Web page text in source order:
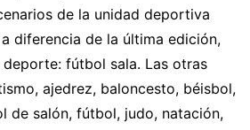
de la unidad deportiva
diferencia de la última edición,
fútbol sala. Las otras
ajedrez, baloncesto, béisbol,
de salón, fútbol, judo, natación,